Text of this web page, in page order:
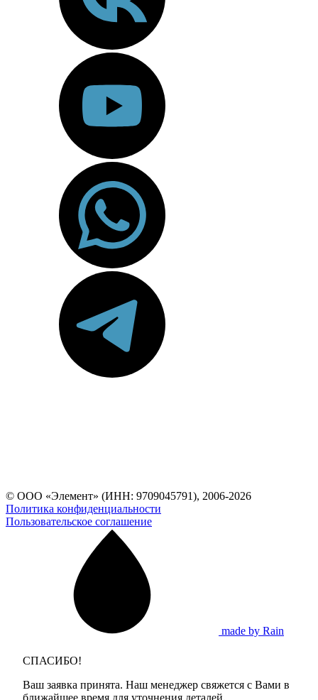
© ООО «Элемент» (ИНН: 9709045791), 2006-2026
Политика конфиденциальности
Пользовательское соглашение
made by Rain
СПАСИБО!
Ваш заявка принята. Наш менеджер свяжется с Вами в
ближайшее время для уточнения деталей.